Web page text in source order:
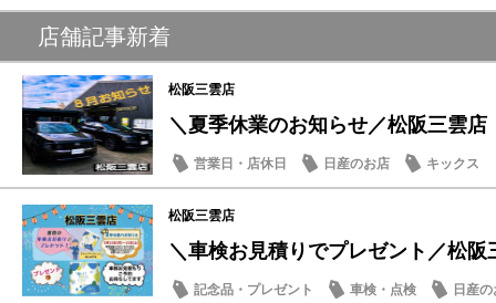
サクラ
店舗記事新着
松阪三雲店
＼夏季休業のお知らせ／松阪三雲店
営業日・店休日 日産のお店 キックス
松阪三雲店
＼車検お見積りでプレゼント／松阪
記念品・プレゼント 車検・点検 日産